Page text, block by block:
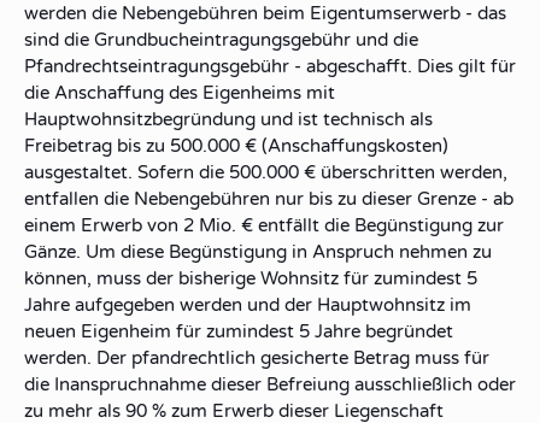
werden die Nebengebühren beim Eigentumserwerb - das
sind die Grundbucheintragungsgebühr und die
Pfandrechtseintragungsgebühr - abgeschafft. Dies gilt für
die Anschaffung des Eigenheims mit
Hauptwohnsitzbegründung und ist technisch als
Freibetrag bis zu 500.000 € (Anschaffungskosten)
ausgestaltet. Sofern die 500.000 € überschritten werden,
entfallen die Nebengebühren nur bis zu dieser Grenze - ab
einem Erwerb von 2 Mio. € entfällt die Begünstigung zur
Gänze. Um diese Begünstigung in Anspruch nehmen zu
können, muss der bisherige Wohnsitz für zumindest 5
Jahre aufgegeben werden und der Hauptwohnsitz im
neuen Eigenheim für zumindest 5 Jahre begründet
werden. Der pfandrechtlich gesicherte Betrag muss für
die Inanspruchnahme dieser Befreiung ausschließlich oder
zu mehr als 90 % zum Erwerb dieser Liegenschaft